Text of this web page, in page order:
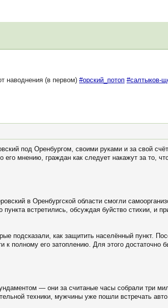
наводнения (в первом) #орский_потоп #салтыков-
под Оренбургом, своими руками и за свой
мнению, граждан как следует накажут за то,
в Оренбургской области смогли
встретились, обсуждая буйство стихии, и
подсказали, как защитить населённый пункт.
к полному его затоплению. Для этого достаточно
— они за считаные часы собрали три
техники, мужчины уже пошли встречать